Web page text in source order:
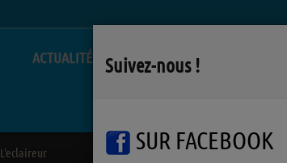
ACTUALITÉS LA RADIO
L'eclaireur
Suivez-nous !
SUR FACEBOOK